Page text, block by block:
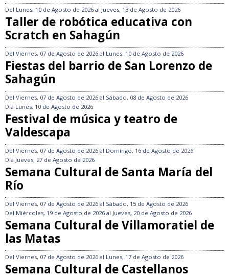
Del Lunes, 10 de Agosto de 2026 al Jueves, 13 de Agosto de 2026
Taller de robótica educativa con
Scratch en Sahagún
Del Viernes, 07 de Agosto de 2026 al Lunes, 10 de Agosto de 2026
Fiestas del barrio de San Lorenzo de
Sahagún
Del Viernes, 07 de Agosto de 2026 al Sábado, 08 de Agosto de 2026
Día Lunes, 10 de Agosto de 2026
Festival de música y teatro de
Valdescapa
Del Viernes, 07 de Agosto de 2026 al Domingo, 16 de Agosto de 2026
Día Jueves, 27 de Agosto de 2026
Semana Cultural de Santa María del
Río
Del Viernes, 07 de Agosto de 2026 al Sábado, 15 de Agosto de 2026
Del Miércoles, 19 de Agosto de 2026 al Jueves, 20 de Agosto de 2026
Semana Cultural de Villamoratiel de
las Matas
Del Viernes, 07 de Agosto de 2026 al Lunes, 17 de Agosto de 2026
Semana Cultural de Castellanos